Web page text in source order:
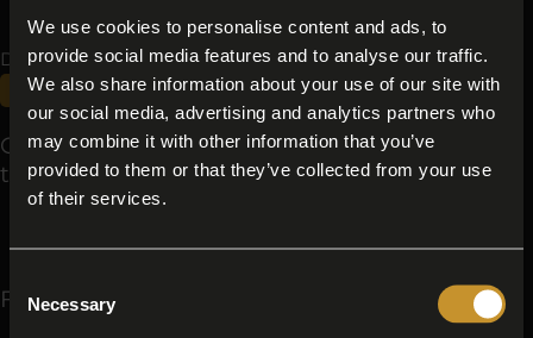
We use cookies to personalise content and ads, to
provide social media features and to analyse our traffic.
We also share information about your use of our site with
our social media, advertising and analytics partners who
may combine it with other information that you’ve
provided to them or that they’ve collected from your use
of their services.
Selection
Necessary
Di seguito tutti i contenuti taggati con:
Materia prima tracciata
Catalogo, I nostri salumi: Materia prima
tracciata
Filiera: Materia prima tracciata